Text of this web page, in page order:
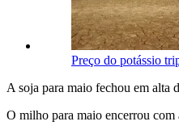
Preço do potássio
A soja para maio fechou em alta
O milho para maio encerrou com